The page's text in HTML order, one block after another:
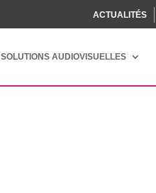
ACTUALITÉS
SOLUTIONS AUDIOVISUELLES